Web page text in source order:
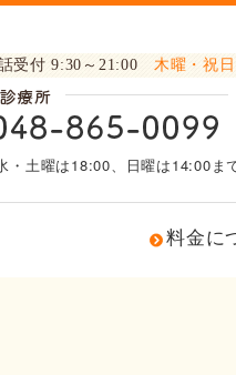
受付 9:30～21:00木曜・祝
・土曜は18:00、日曜は14:00ま
料金に